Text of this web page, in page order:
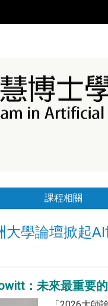
課程相關
學論壇掀起AI
：未來最重要的